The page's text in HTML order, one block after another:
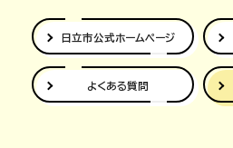
日立市公式ホームページ
よくある質問